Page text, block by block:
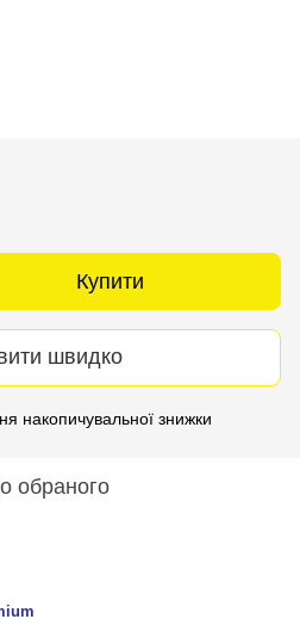
Купити
швидко
накопичувальної знижки
обраного